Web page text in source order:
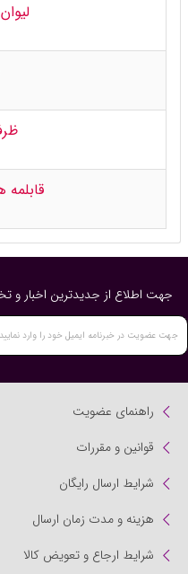
قابلمه
جهت اطلاع از جدیدترین اخبار و
راهنمای عضویت
قوانین و مقررات
شرایط ارسال رایگان
هزینه و مدت زمان ارسال
شرایط ارجاع و تعویض کالا